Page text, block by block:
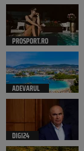
PROSPORT.RO
ADEVARUL
DIGI24